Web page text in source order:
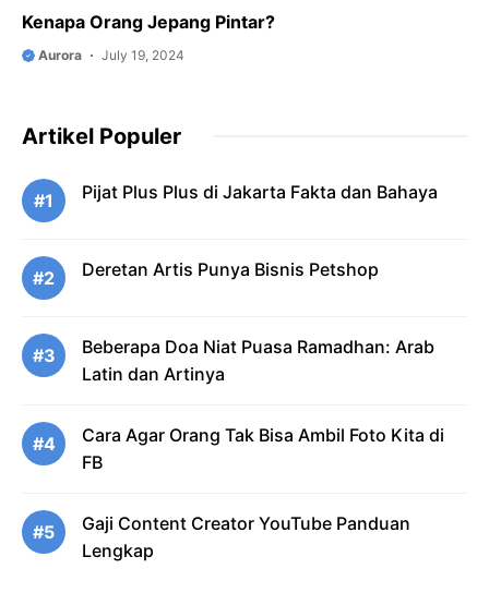
Kenapa Orang Jepang Pintar?
Aurora July 19, 2024
Artikel Populer
#1 Pijat Plus Plus di Jakarta Fakta dan Bahaya
#2 Deretan Artis Punya Bisnis Petshop
#3
Beberapa Doa Niat Puasa Ramadhan: Arab
Latin dan Artinya
#4
Cara Agar Orang Tak Bisa Ambil Foto Kita di
FB
#5
Gaji Content Creator YouTube Panduan
Lengkap